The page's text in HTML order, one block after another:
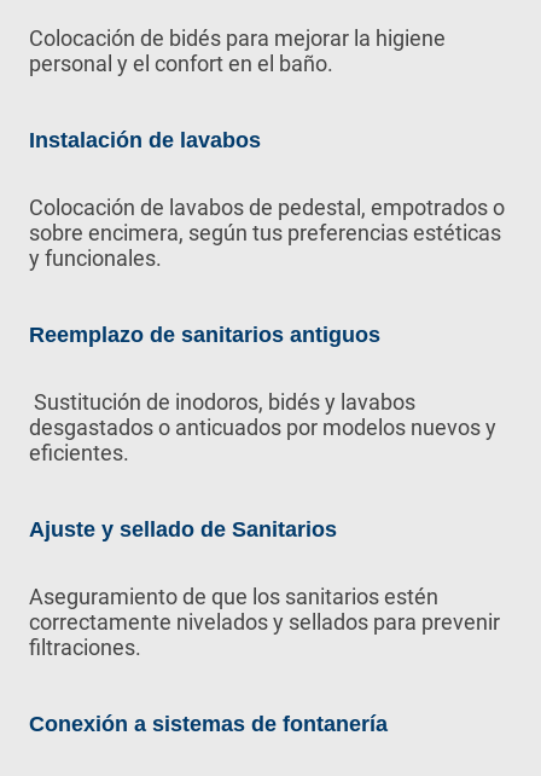
Colocación de bidés para mejorar la higiene
personal y el confort en el baño.
Instalación de lavabos
Colocación de lavabos de pedestal, empotrados o
sobre encimera, según tus preferencias estéticas
y funcionales.
Reemplazo de sanitarios antiguos
Sustitución de inodoros, bidés y lavabos
desgastados o anticuados por modelos nuevos y
eficientes.
Ajuste y sellado de Sanitarios
Aseguramiento de que los sanitarios estén
correctamente nivelados y sellados para prevenir
filtraciones.
Conexión a sistemas de fontanería